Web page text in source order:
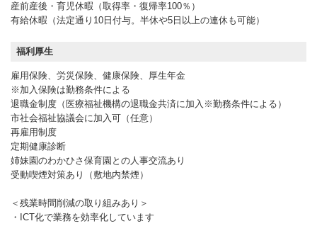
産前産後・育児休暇（取得率・復帰率100％）
有給休暇（法定通り10日付与。半休や5日以上の連休も可能）
福利厚生
雇用保険、労災保険、健康保険、厚生年金
※加入保険は勤務条件による
退職金制度（医療福祉機構の退職金共済に加入※勤務条件による）
市社会福祉協議会に加入可（任意）
再雇用制度
定期健康診断
姉妹園のわかひさ保育園との人事交流あり
受動喫煙対策あり（敷地内禁煙）
＜残業時間削減の取り組みあり＞
・ICT化で業務を効率化しています